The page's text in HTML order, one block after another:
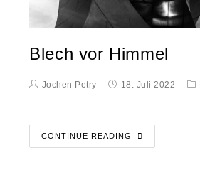
Blech vor Himmel
Jochen Petry 18. Juli 2022
CONTINUE READING